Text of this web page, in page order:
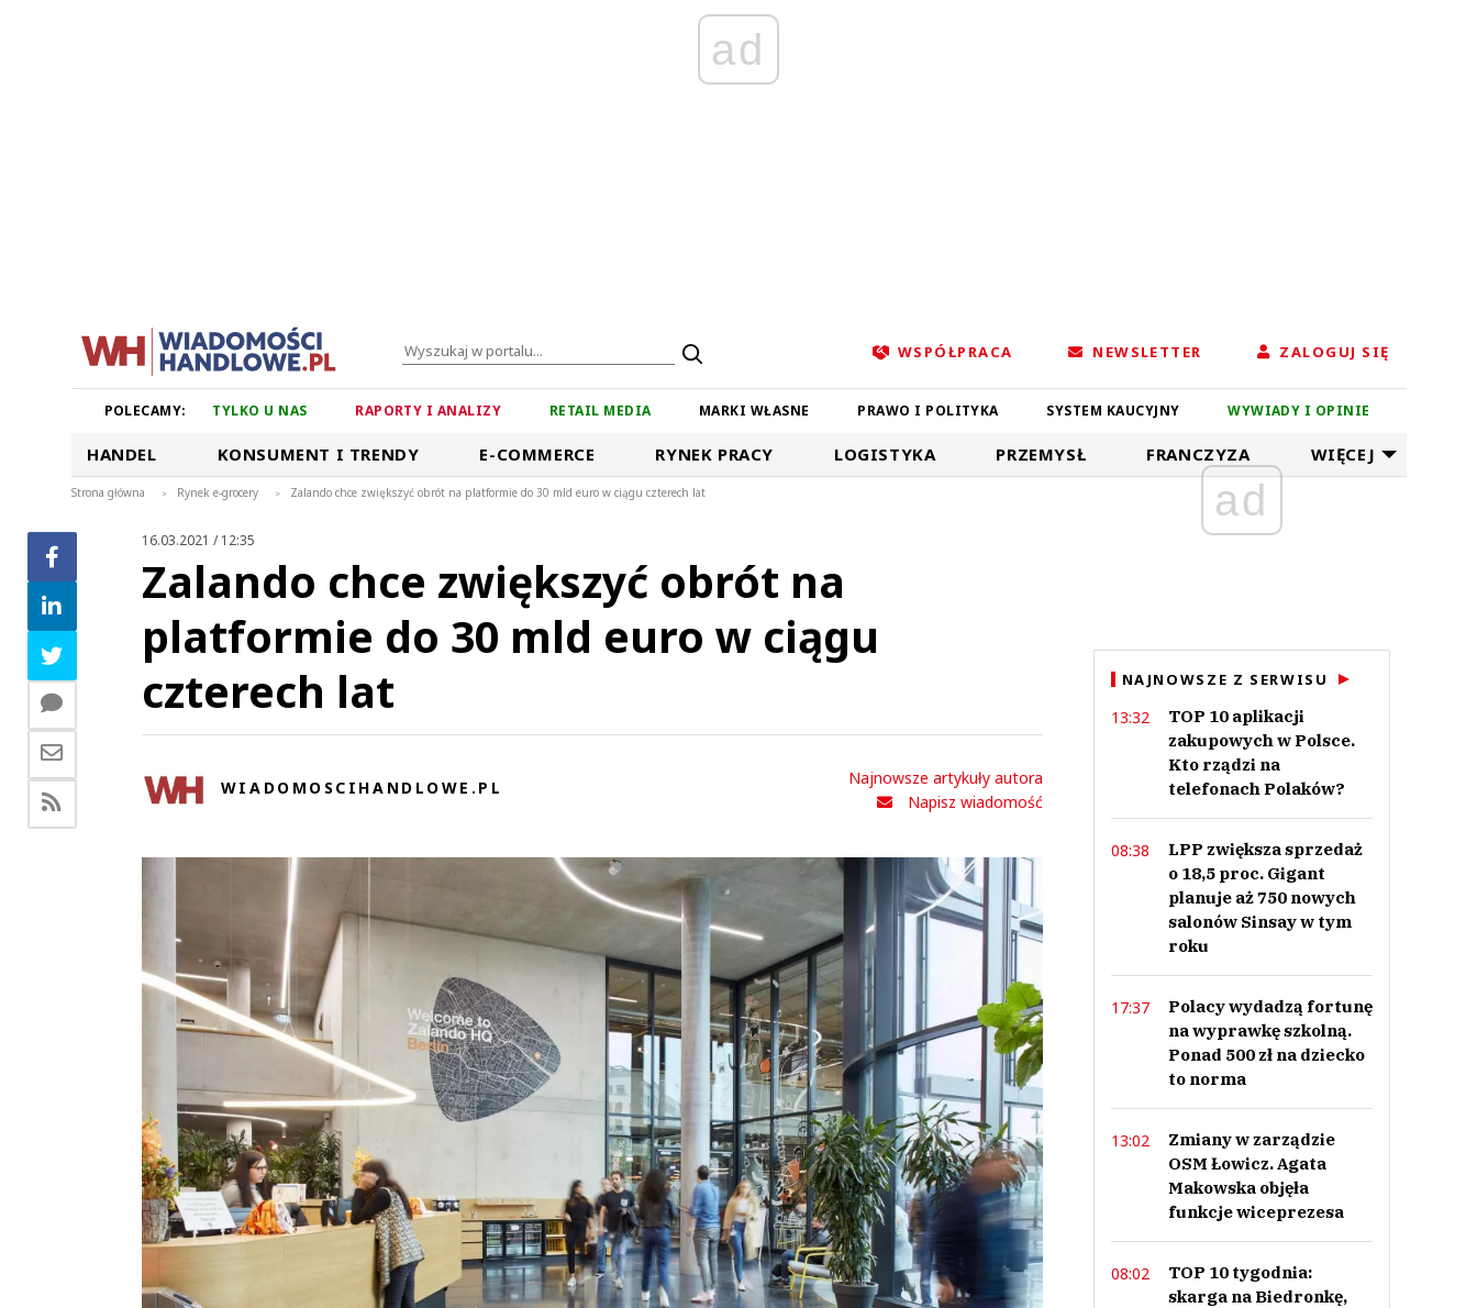
ad
WSPÓŁPRACA NEWSLETTER ZALOGUJ SIĘ
POLECAMY: TYLKO U NAS RAPORTY I ANALIZY RETAIL MEDIA MARKI WŁASNE PRAWO I POLITYKA SYSTEM KAUCYJNY WYWIADY I OPINIE
HANDEL KONSUMENT I TRENDY E-COMMERCE RYNEK PRACY LOGISTYKA PRZEMYSŁ FRANCZYZA WIĘCEJ
Strona główna > Rynek e-grocery > Zalando chce zwiększyć obrót na platformie do 30 mld euro w ciągu czterech lat
16.03.2021 / 12:35
Zalando chce zwiększyć obrót na
platformie do 30 mld euro w ciągu
czterech lat
WIADOMOSCIHANDLOWE.PL
Najnowsze artykuły autora
Napisz wiadomość
ad
NAJNOWSZE Z SERWISU
13:32
TOP 10 aplikacji
zakupowych w Polsce.
Kto rządzi na
telefonach Polaków?
08:38
LPP zwiększa sprzedaż
o 18,5 proc. Gigant
planuje aż 750 nowych
salonów Sinsay w tym
roku
17:37
Polacy wydadzą fortunę
na wyprawkę szkolną.
Ponad 500 zł na dziecko
to norma
13:02
Zmiany w zarządzie
OSM Łowicz. Agata
Makowska objęła
funkcje wiceprezesa
08:02
TOP 10 tygodnia:
skarga na Biedronkę,